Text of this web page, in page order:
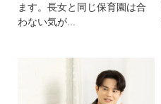
ます。長女と同じ保育園は合
わない気が...